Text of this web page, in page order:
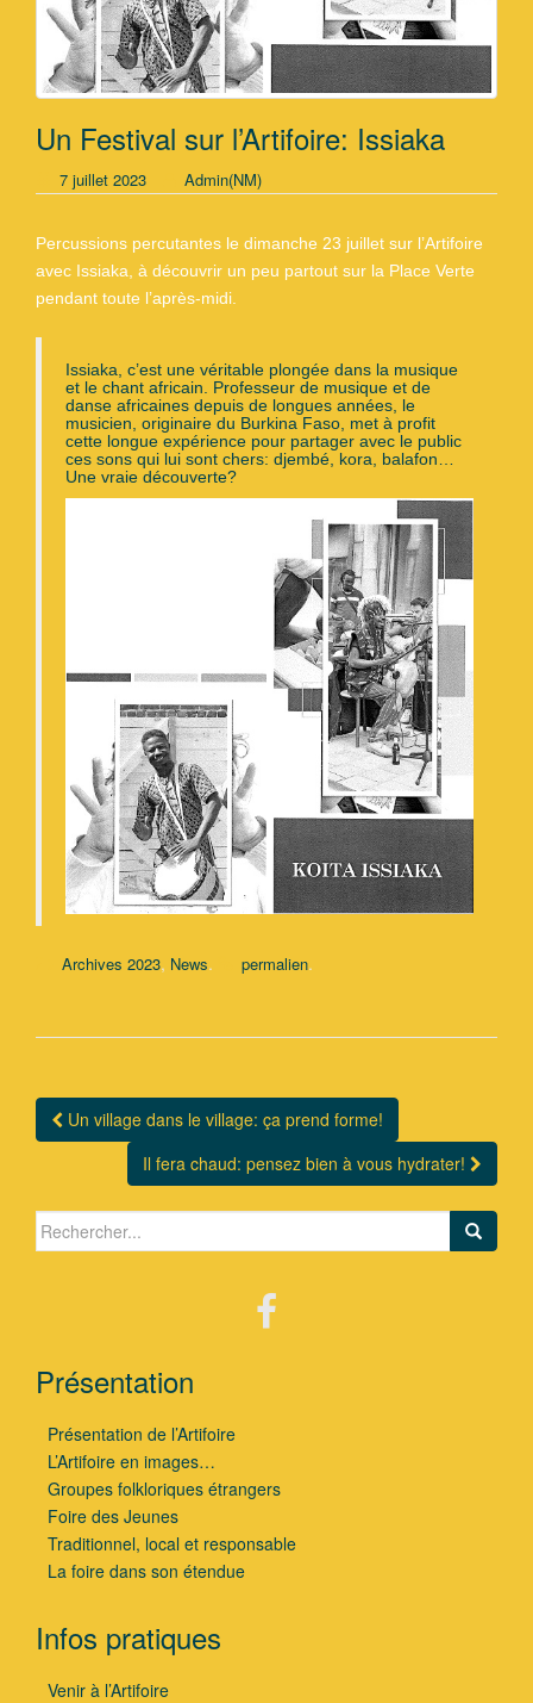
Un Festival sur l’Artifoire: Issiaka
7 juillet 2023 Admin(NM)
Percussions percutantes le dimanche 23 juillet sur l’Artifoire
avec Issiaka, à découvrir un peu partout sur la Place Verte
pendant toute l’après-midi.
Issiaka, c’est une véritable plongée dans la musique
et le chant africain. Professeur de musique et de
danse africaines depuis de longues années, le
musicien, originaire du Burkina Faso, met à profit
cette longue expérience pour partager avec le public
ces sons qui lui sont chers: djembé, kora, balafon…
Une vraie découverte?
Archives 2023, News. permalien.
Navigation Article
Un village dans le village: ça prend forme!
Il fera chaud: pensez bien à vous hydrater!
Search for:
Présentation
Présentation de l’Artifoire
L’Artifoire en images…
Groupes folkloriques étrangers
Foire des Jeunes
Traditionnel, local et responsable
La foire dans son étendue
Infos pratiques
Venir à l’Artifoire